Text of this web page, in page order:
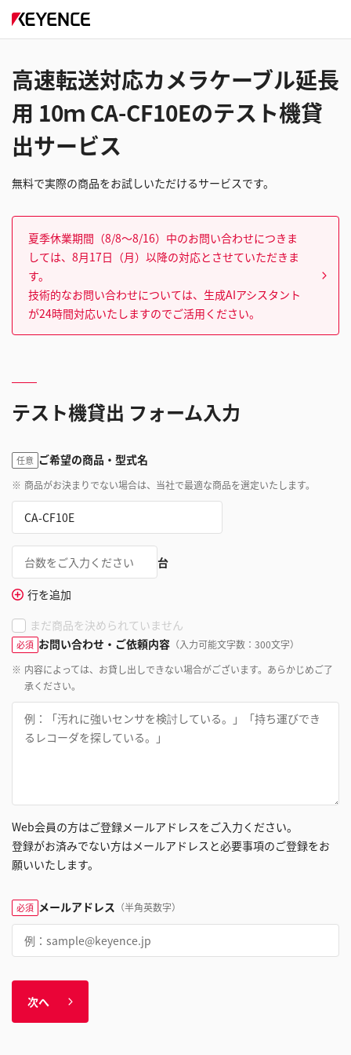
高速転送対応カメラケーブル延長
用 10ｍ CA-CF10Eのテスト機貸
出サービス
無料で実際の商品をお試しいただけるサービスです。
夏季休業期間（8/8～8/16）中のお問い合わせにつきま
しては、8月17日（月）以降の対応とさせていただきま
す。
技術的なお問い合わせについては、生成AIアシスタント
が24時間対応いたしますのでご活用ください。
テスト機貸出 フォーム入力
任意 ご希望の商品・型式名
※ 商品がお決まりでない場合は、当社で最適な商品を選定いたします。
台
行を追加
まだ商品を決められていません
必須 お問い合わせ・ご依頼内容 （入力可能文字数：300文字）
※ 内容によっては、お貸し出しできない場合がございます。あらかじめご了
承ください。
Web会員の方はご登録メールアドレスをご入力ください。
登録がお済みでない方はメールアドレスと必要事項のご登録をお
願いいたします。
必須 メールアドレス （半角英数字）
次へ